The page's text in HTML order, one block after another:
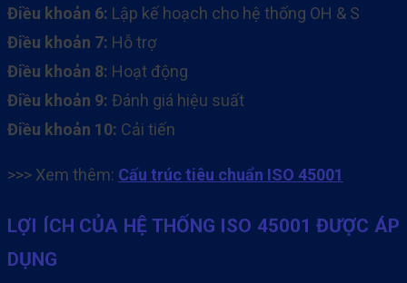
Điều khoản 6: Lập kế hoạch cho hệ thống OH & S
Điều khoản 7: Hỗ trợ
Điều khoản 8: Hoạt động
Điều khoản 9: Đánh giá hiệu suất
Điều khoản 10: Cải tiến
>>> Xem thêm: Cấu trúc tiêu chuẩn ISO 45001
LỢI ÍCH CỦA HỆ THỐNG ISO 45001 ĐƯỢC ÁP
DỤNG